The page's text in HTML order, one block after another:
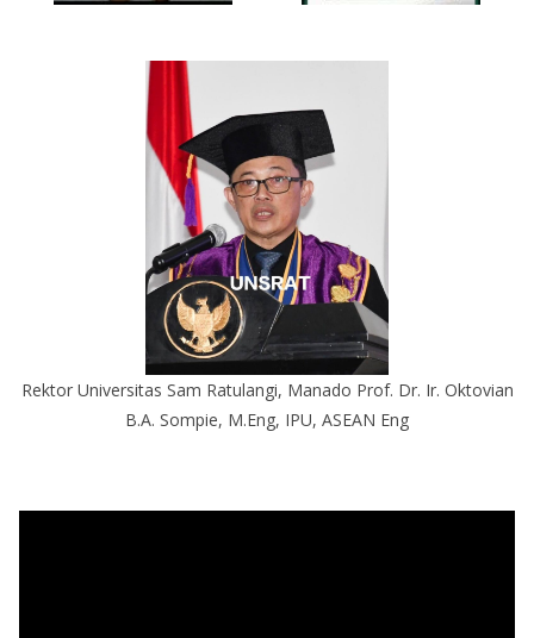
Rektor Universitas Sam Ratulangi, Manado Prof. Dr. Ir. Oktovian
B.A. Sompie, M.Eng, IPU, ASEAN Eng